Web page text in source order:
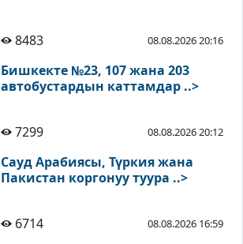
8483 08.08.2026 20:16
Бишкекте №23, 107 жана 203
автобустардын каттамдар ..>
7299 08.08.2026 20:12
Сауд Арабиясы, Түркия жана
Пакистан коргонуу туура ..>
6714 08.08.2026 16:59